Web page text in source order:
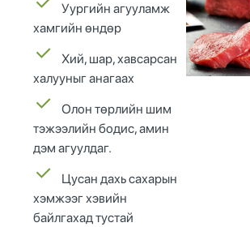
Уургийн агууламж
хамгийн өндөр
Хий, шар, хавсарсан
халууныг анагаах
Олон төрлийн шим
тэжээлийн бодис, амин
дэм агуулдаг.
Цусан дахь сахарын
хэмжээг хэвийн
байлгахад тустай